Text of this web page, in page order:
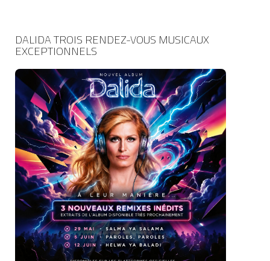
DALIDA TROIS RENDEZ-VOUS MUSICAUX
EXCEPTIONNELS